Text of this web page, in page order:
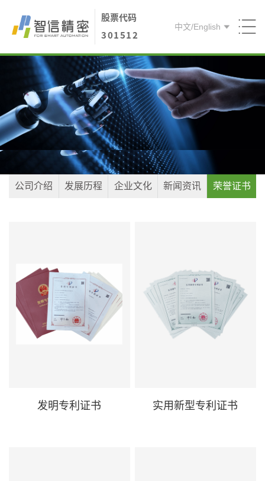
股票代码
301512
中文/English
首页
关于智信
产品方案
人才引进
公司介绍 发展历程 企业文化 新闻资讯 荣誉证书
发明专利证书 实用新型专利证书